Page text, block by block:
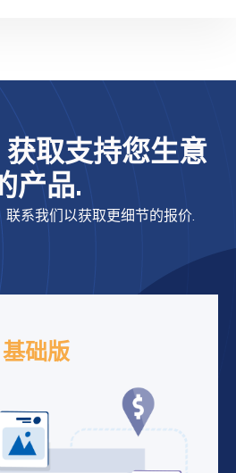
取支持您生意
产品.
系我们以获取更细节的报价.
基础版